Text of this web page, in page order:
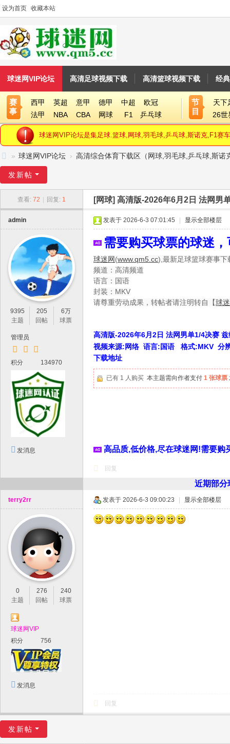
设为首页 收藏本站
球迷网VIP论坛 高清足球视频下载 高清篮球视频下载 经
赛
事
西甲 英超 意甲 德甲 中超
欧冠
法甲
NBA CBA 网球 F1 乒乓球
节
目
天下
26世
球迷网VIP论坛是集足球.篮球,网球,羽毛球,乒乓球,斯诺克,F1赛
迷
IP
» 球迷网VIP论坛 › 高清综合体育下载区（网球,羽毛球,乒乓球,斯诺
发新帖
查看: 72 回复: 1 [网球] 高清版-2026年6月2日 法网男
admin
9395
主题
205
回帖
6万
球票
管理员
积分 134970
发消息
发表于 2026-6-3 07:01:45 显示全部楼层
需要购买球票的球迷
球迷网(www.qm5.cc),最新足球篮球赛事下
频道：高清频道
语言：国语
封装：MKV
请尊重劳动成果，转帖者请注明转自【球
高清版-2026年6月2日 法网男单1/4决赛
视频来源:网络 语言:国语 格式:MKV 分
下载地址
已有 1 人购买 本主题需向作者支付 1 张球票
高品质,低价格,尽在球迷网!需要购
回复
近期部分
terry2rr
0
主题
276
回帖
240
球票
球迷网VIP
积分
756
发消息
发表于 2026-6-3 09:00:23 显示全部楼层
回复
发新帖